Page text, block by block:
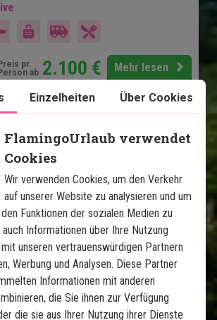
Preis pr.
Person ab 2.100 € Mehr lesen
von Küste zu Küste
Einzelheiten Über Cookies
FlamingoUrlaub verwendet
Cookies
Wir verwenden Cookies, um den Verkehr
auf unserer Website zu analysieren und um
Funktionen der sozialen Medien zu
Informationen über Ihre Nutzung
unseren vertrauenswürdigen Partnern
Werbung und Analysen. Diese Partner
Informationen mit anderen
die Sie ihnen zur Verfügung
die sie aus Ihrer Nutzung ihrer Dienste